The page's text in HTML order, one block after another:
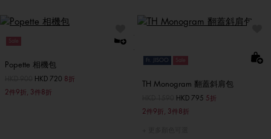
Sale
Popette 相機包
價格扣減從至HKD 720 8折
2件9折, 3件8折
Ft. JISOO Sale
TH Monogram 翻蓋斜肩包
至HKD 795 5折
2件9折, 3件8折